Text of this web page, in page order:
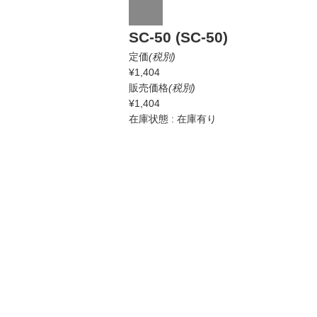
SC-50 (SC-50)
定価(税別)
¥1,404
販売価格(税別)
¥1,404
在庫状態 : 在庫有り